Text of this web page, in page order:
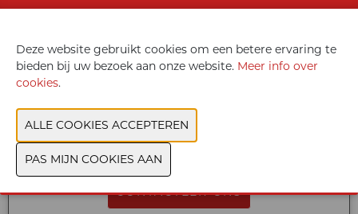
CONTACTEER ONS
CONTACTEER ONS
Deze website gebruikt cookies om een betere ervaring te
bieden bij uw bezoek aan onze website. Meer info over
cookies.